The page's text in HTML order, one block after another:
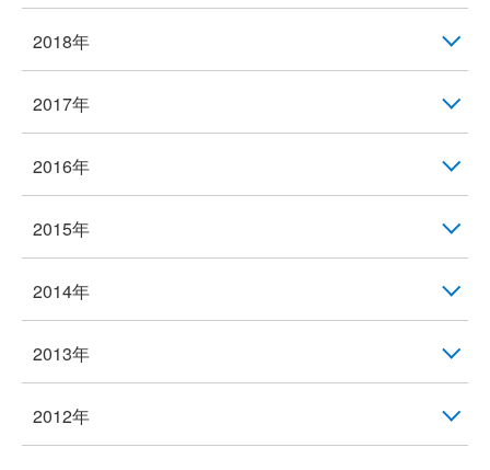
2018年
2017年
2016年
2015年
2014年
2013年
2012年